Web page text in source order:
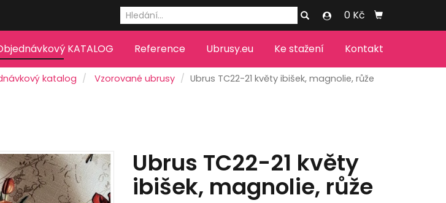
0 Kč
KATALOG Reference Ubrusy.eu Ke stažení Kontakt
katalog Vzorované ubrusy Ubrus TC22-21 květy ibišek, magnolie, růže
Ubrus TC22-21 květy
ibišek, magnolie, růže